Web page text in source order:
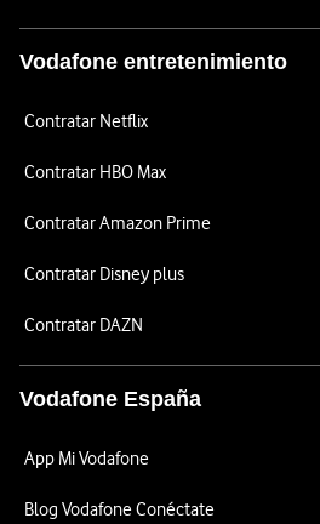
Vodafone entretenimiento
Contratar Netflix
Contratar HBO Max
Contratar Amazon Prime
Contratar Disney plus
Contratar DAZN
Vodafone España
App Mi Vodafone
Blog Vodafone Conéctate